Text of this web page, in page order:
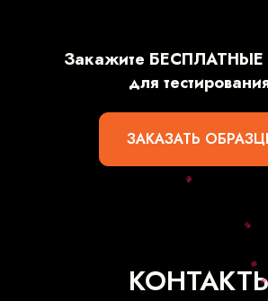
Закажите БЕСПЛАТНЫЕ
для
ЗАКАЗАТЬ